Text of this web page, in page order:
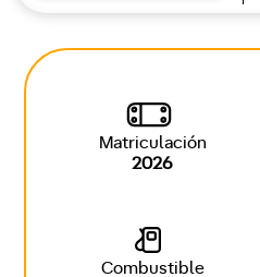
Matriculación
2026
Combustible